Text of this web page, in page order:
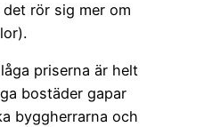
rör sig mer om
priserna är helt
bostäder gapar
byggherrarna och